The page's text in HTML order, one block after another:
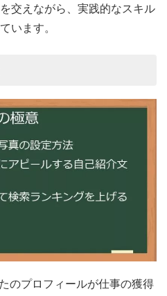
交えながら、実践的なスキル
います。
のプロフィールが仕事の獲得